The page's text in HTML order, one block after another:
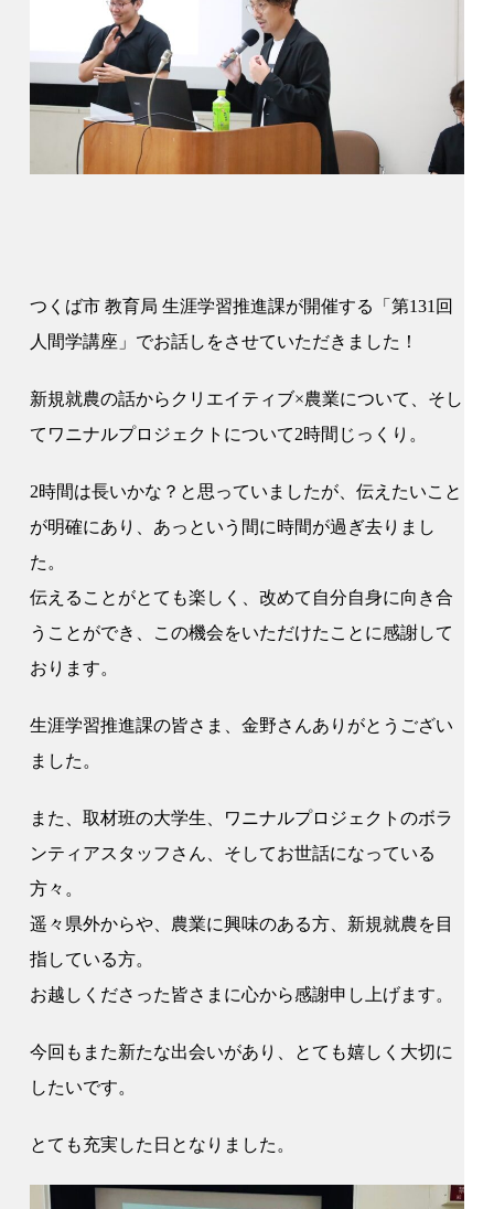
つくば市 教育局 生涯学習推進課が開催する「第131回
人間学講座」でお話しをさせていただきました！
新規就農の話からクリエイティブ×農業について、そし
てワニナルプロジェクトについて2時間じっくり。
2時間は長いかな？と思っていましたが、伝えたいこと
が明確にあり、あっという間に時間が過ぎ去りまし
た。
伝えることがとても楽しく、改めて自分自身に向き合
うことができ、この機会をいただけたことに感謝して
おります。
生涯学習推進課の皆さま、金野さんありがとうござい
ました。
また、取材班の大学生、ワニナルプロジェクトのボラ
ンティアスタッフさん、そしてお世話になっている
方々。
遥々県外からや、農業に興味のある方、新規就農を目
指している方。
お越しくださった皆さまに心から感謝申し上げます。
今回もまた新たな出会いがあり、とても嬉しく大切に
したいです。
とても充実した日となりました。